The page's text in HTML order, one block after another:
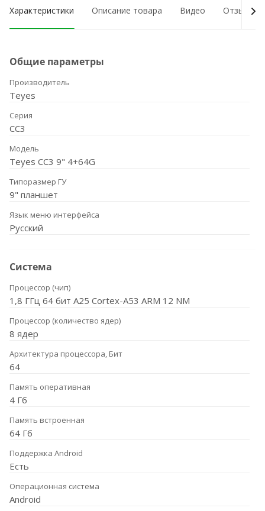
Характеристики Описание товара Видео Отзывы о
Общие параметры
Производитель
Teyes
Серия
CC3
Модель
Teyes CC3 9" 4+64G
Типоразмер ГУ
9" планшет
Язык меню интерфейса
Русский
Система
Процессор (чип)
1,8 ГГц 64 бит A25 Cortex-A53 ARM 12 NM
Процессор (количество ядер)
8 ядер
Архитектура процессора, Бит
64
Память оперативная
4 Гб
Память встроенная
64 Гб
Поддержка Android
Есть
Операционная система
Android